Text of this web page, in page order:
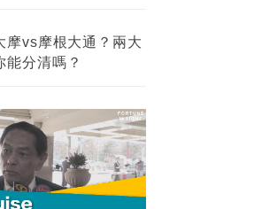
帳面獲利＄850萬
歸田｜Louise